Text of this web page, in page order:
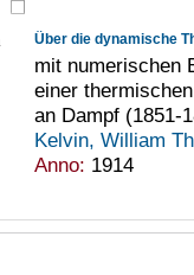
Über die dynamische
mit numerischen
einer
an Dampf (1851-
Kelvin, William
Anno: 1914